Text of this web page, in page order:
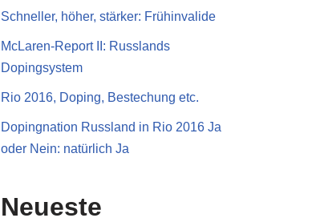
Schneller, höher, stärker: Frühinvalide
McLaren-Report II: Russlands
Dopingsystem
Rio 2016, Doping, Bestechung etc.
Dopingnation Russland in Rio 2016 Ja
oder Nein: natürlich Ja
Neueste